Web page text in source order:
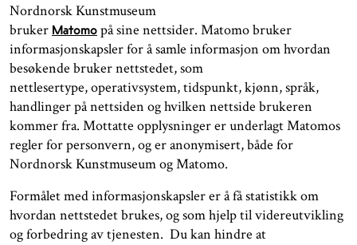
Nordnorsk Kunstmuseum
bruker Matomo på sine nettsider. Matomo bruker
informasjonskapsler for å samle informasjon om hvordan
besøkende bruker nettstedet, som
nettlesertype, operativsystem, tidspunkt, kjønn, språk,
handlinger på nettsiden og hvilken nettside brukeren
kommer fra. Mottatte opplysninger er underlagt Matomos
regler for personvern, og er anonymisert, både for
Nordnorsk Kunstmuseum og Matomo.
Formålet med informasjonskapsler er å få statistikk om
hvordan nettstedet brukes, og som hjelp til videreutvikling
og forbedring av tjenesten. Du kan hindre at